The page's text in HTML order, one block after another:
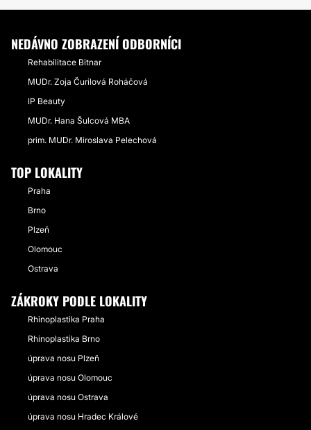
NEDÁVNO ZOBRAZENÍ ODBORNÍCI
Rehabilitace Bitnar
MUDr. Zoja Čurilová Roháčová
IP Beauty
MUDr. Hana Šulcová MBA
prim. MUDr. Miroslava Pelechová
TOP LOKALITY
Praha
Brno
Plzeň
Olomouc
Ostrava
ZÁKROKY PODLE LOKALITY
Rhinoplastika Praha
Rhinoplastika Brno
úprava nosu Plzeň
úprava nosu Olomouc
úprava nosu Ostrava
úprava nosu Hradec Králové